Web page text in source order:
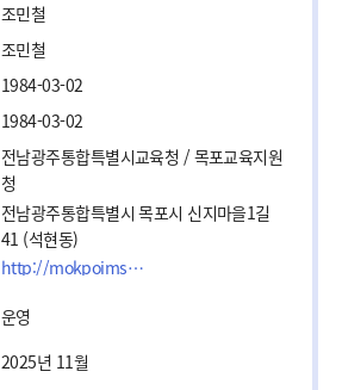
조민철
조민철
1984-03-02
1984-03-02
전남광주통합특별시교육청 / 목포교육지원
청
전남광주통합특별시 목포시 신지마을1길
41 (석현동)
http://mokpoimsung.es.jne.kr
운영
2025년 11월